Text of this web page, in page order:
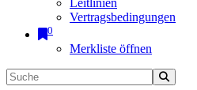
Leitlinien
Vertragsbedingungen
0
Merkliste öffnen